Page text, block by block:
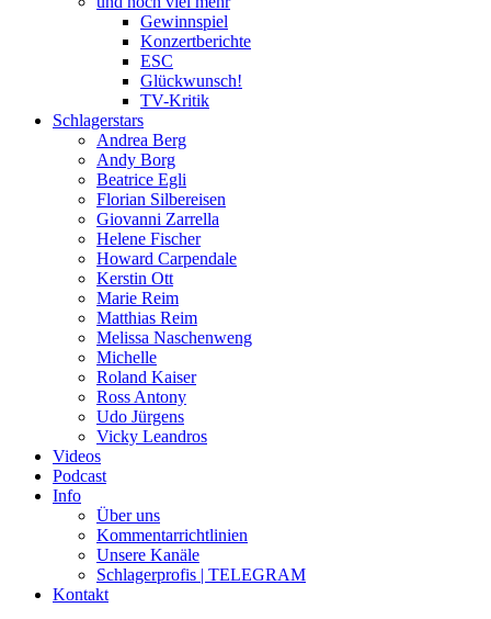
Gewinnspiel
Konzertberichte
ESC
Glückwunsch!
TV-Kritik
Schlagerstars
Andrea Berg
Andy Borg
Beatrice Egli
Florian Silbereisen
Giovanni Zarrella
Helene Fischer
Howard Carpendale
Kerstin Ott
Marie Reim
Matthias Reim
Melissa Naschenweng
Michelle
Roland Kaiser
Ross Antony
Udo Jürgens
Vicky Leandros
Videos
Podcast
Info
Über uns
Kommentarrichtlinien
Unsere Kanäle
Schlagerprofis | TELEGRAM
Kontakt